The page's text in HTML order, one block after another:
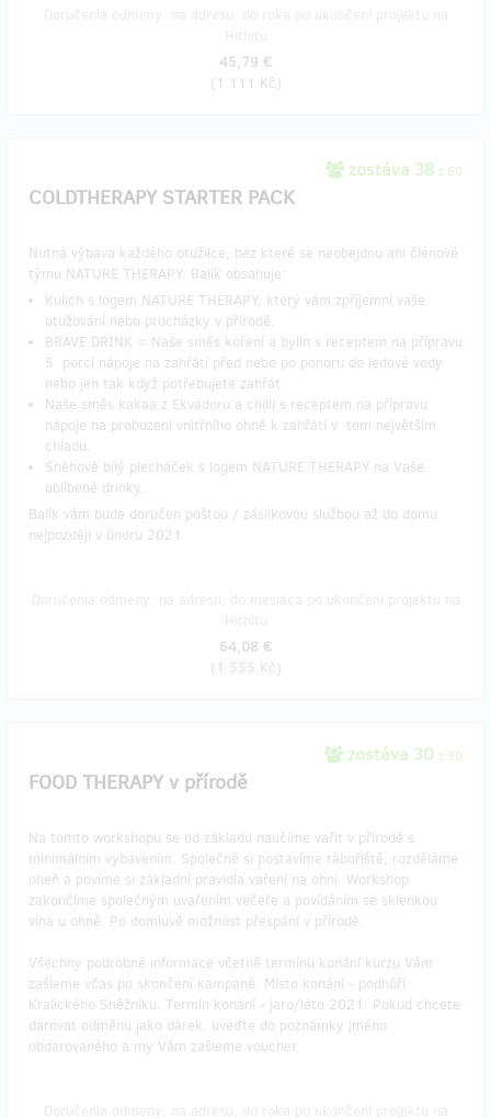
45,79 €
(1 111 Kč)
zostáva 38 z 50
COLDTHERAPY STARTER PACK
Nutná výbava každého otužilce, bez které se neobejdou ani členové
týmu NATURE THERAPY. Balík obsahuje:
Kulich s logem NATURE THERAPY, který vám zpříjemní vaše
otužování nebo procházky v přírodě.
BRAVE DRINK = Naše směs koření a bylin s receptem na přípravu
5 porcí nápoje na zahřátí před nebo po ponoru do ledové vody
nebo jen tak když potřebujete zahřát.
Naše směs kakaa z Ekvádoru a chilli s receptem na přípravu
nápoje na probuzení vnitřního ohně k zahřátí v tom největším
chladu.
Sněhově bílý plecháček s logem NATURE THERAPY na Vaše
oblíbené drinky.
Balík vám bude doručen poštou / zásilkovou službou až do domu
nejpozději v únoru 2021.
64,08 €
(1 555 Kč)
zostáva 30 z 30
FOOD THERAPY v přírodě
Na tomto workshopu se od základu naučíme vařit v přírodě s
minimálním vybavením. Společně si postavíme tábořiště, rozděláme
oheň a povíme si základní pravidla vaření na ohni. Workshop
zakončíme společným uvařením večeře a povídáním se sklenkou
vína u ohně. Po domluvě možnost přespání v přírodě.
Všechny podrobné informace včetně termínu konání kurzu Vám
zašleme včas po skončení kampaně. Místo konání - podhůří
Kralického Sněžníku. Termín konání - jaro/léto 2021. Pokud chcete
darovat odměnu jako dárek, uveďte do poznámky jméno
obdarovaného a my Vám zašleme voucher.